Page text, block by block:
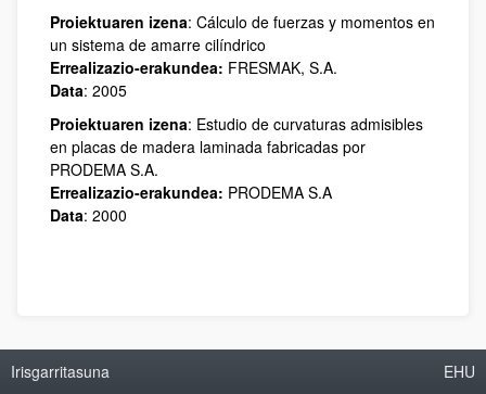
Proiektuaren izena: Cálculo de fuerzas y momentos en
un sistema de amarre cilíndrico
Errealizazio-erakundea: FRESMAK, S.A.
Data: 2005
Proiektuaren izena: Estudio de curvaturas admisibles
en placas de madera laminada fabricadas por
PRODEMA S.A.
Errealizazio-erakundea: PRODEMA S.A
Data: 2000
Irisgarritasuna EHU